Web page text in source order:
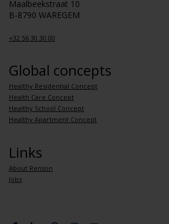
Maalbeekstraat 10
B-8790 WAREGEM
+32 56 30 30 00
Global concepts
Healthy Residential Concept
Health Care Concept
Healthy School Concept
Healthy Apartment Concept
Links
About Renson
Jobs